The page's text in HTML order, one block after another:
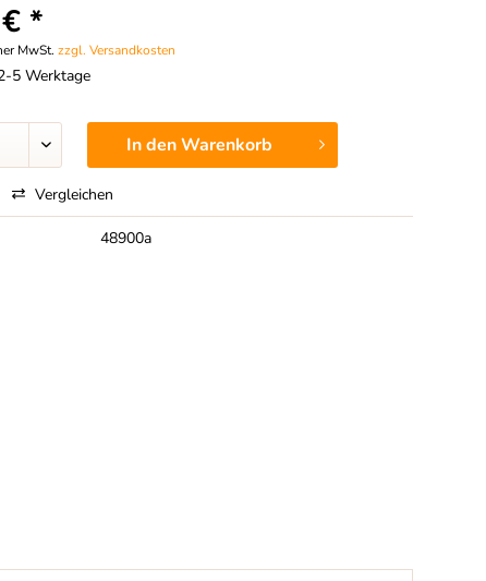
*
MwSt.zzgl. Versandkosten
5 Werktage
In denWarenkorb
Vergleichen
48900a